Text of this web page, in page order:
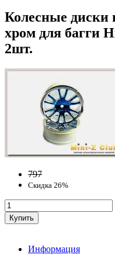
Колесные диски
хром для багги
2шт.
797
Скидка 26%
Информация